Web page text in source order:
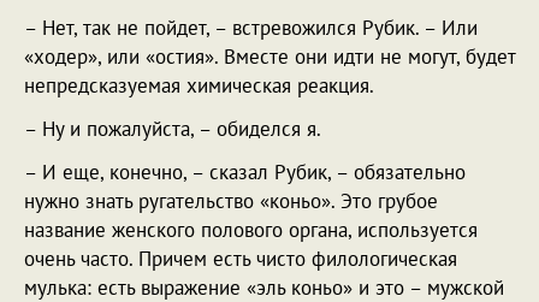
– Нет, так не пойдет, – встревожился Рубик. – Или
«ходер», или «остия». Вместе они идти не могут, будет
непредсказуемая химическая реакция.
– Ну и пожалуйста, – обиделся я.
– И еще, конечно, – сказал Рубик, – обязательно
нужно знать ругательство «коньо». Это грубое
название женского полового органа, используется
очень часто. Причем есть чисто филологическая
мулька: есть выражение «эль коньо» и это – мужской